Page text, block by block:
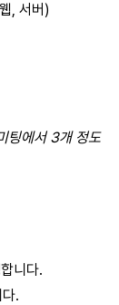
, 서버)
팅에서 3개 정도
니다.
.